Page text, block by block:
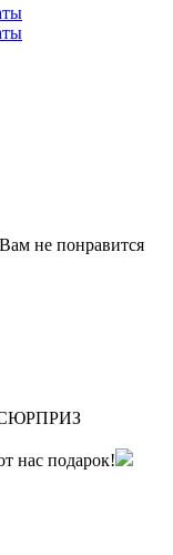
не понравится
нас подарок!